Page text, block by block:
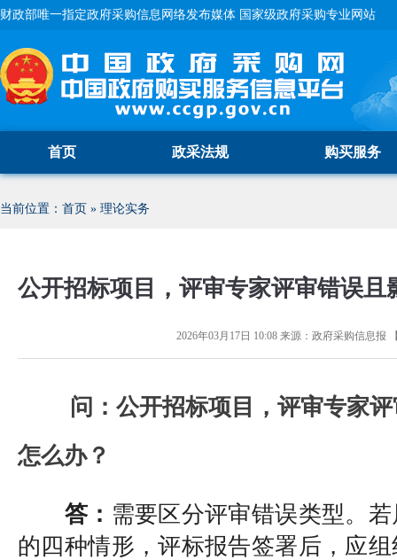
财政部唯一指定政府采购信息网络发布媒体 国家级政府采购专业网站
首页 政采法规 购买服务
当前位置： 首页 » 理论实务
公开招标项目，评审专家评审错误且
2026年03月17日 10:08来源： 政府采购信息报
问：公开招标项目，评审专家
怎么办？
答： 需要区分评审错误类型。
的四种情形，评标报告签署后，应